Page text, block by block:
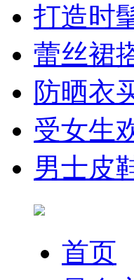
打造时
蕾丝裙
防晒衣
受女生
男士皮
首页